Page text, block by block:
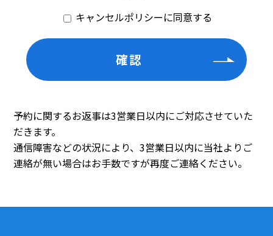
キャンセルポリシーに同意する
予約に関するお返事は3営業日以内にご対応させていた
だきます。
通信障害などの状況により、3営業日以内に当社よりご
連絡が無い場合はお手数ですが再度ご連絡ください。